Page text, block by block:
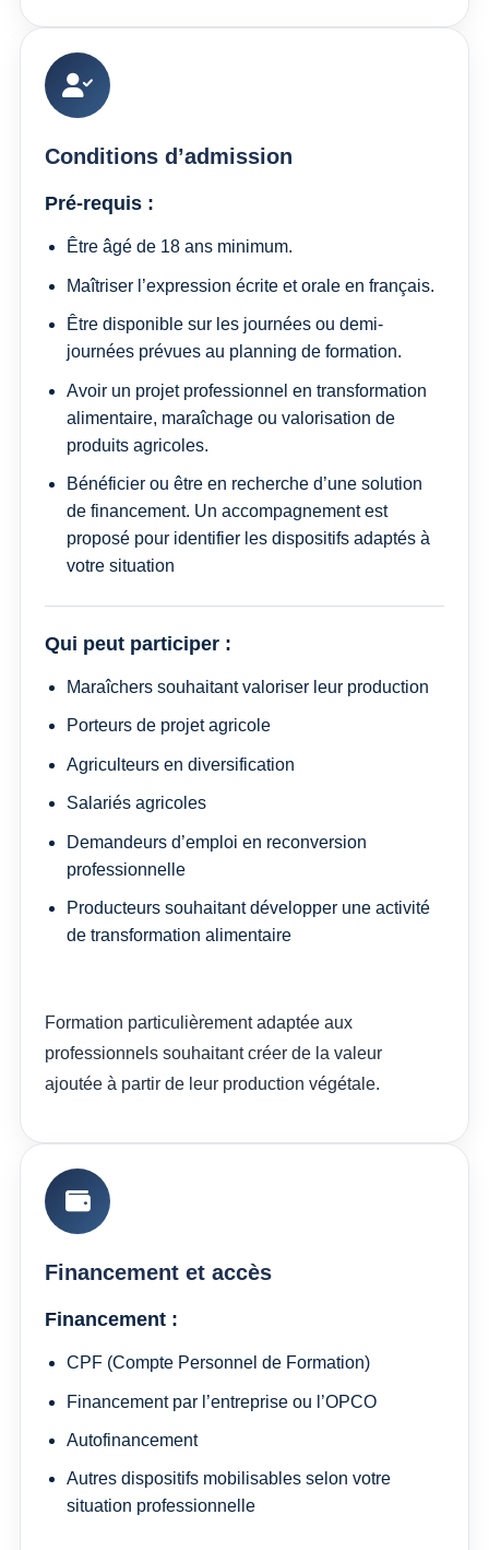
Conditions d’admission
Pré-requis :
Être âgé de 18 ans minimum.
Maîtriser l’expression écrite et orale en français.
Être disponible sur les journées ou demi-
journées prévues au planning de formation.
Avoir un projet professionnel en transformation
alimentaire, maraîchage ou valorisation de
produits agricoles.
Bénéficier ou être en recherche d’une solution
de financement. Un accompagnement est
proposé pour identifier les dispositifs adaptés à
votre situation
Qui peut participer :
Maraîchers souhaitant valoriser leur production
Porteurs de projet agricole
Agriculteurs en diversification
Salariés agricoles
Demandeurs d’emploi en reconversion
professionnelle
Producteurs souhaitant développer une activité
de transformation alimentaire
Formation particulièrement adaptée aux
professionnels souhaitant créer de la valeur
ajoutée à partir de leur production végétale.
Financement et accès
Financement :
CPF (Compte Personnel de Formation)
Financement par l’entreprise ou l’OPCO
Autofinancement
Autres dispositifs mobilisables selon votre
situation professionnelle